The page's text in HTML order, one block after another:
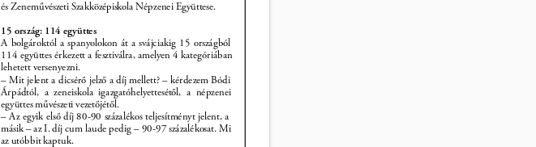
és Zeneművészeti Szakközépiskola Népzenei Együttese.
15 ország: 114 együttes
A bolgároktól a spanyolokon át a svájciakig 15 országból
114 együttes érkezett a fesztiválra, amelyen 4 kategóriában
lehetett versenyezni.
– Mit jelent a dicsérő jelző a díj mellett? – kérdezem Bódi
Árpádtól, a zeneiskola igazgatóhelyettesétől, a népzenei
együttes művészeti vezetőjétől.
– Az egyik első díj 80-90 százalékos teljesítményt jelent, a
másik – az I. díj cum laude pedig – 90-97 százalékosat. Mi
az utóbbit kaptuk.